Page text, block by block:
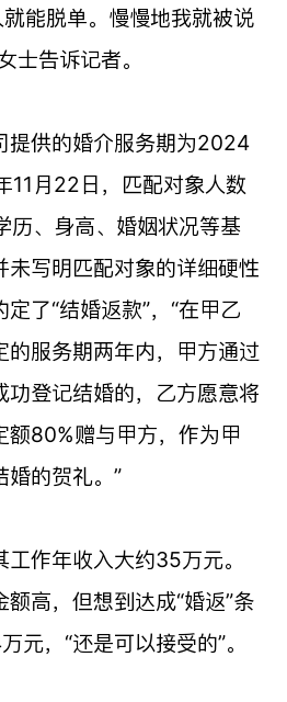
能脱单。慢慢地我就被说
士告诉记者。
提供的婚介服务期为2024
月22日，匹配对象人数
历、身高、婚姻状况等基
未写明匹配对象的详细硬性
了“结婚返款”，“在甲乙
的服务期两年内，甲方通过
功登记结婚的，乙方愿意将
额80%赠与甲方，作为甲
婚的贺礼。”
作年收入大约35万元。
高，但想到达成“婚返”条
元，“还是可以接受的”。